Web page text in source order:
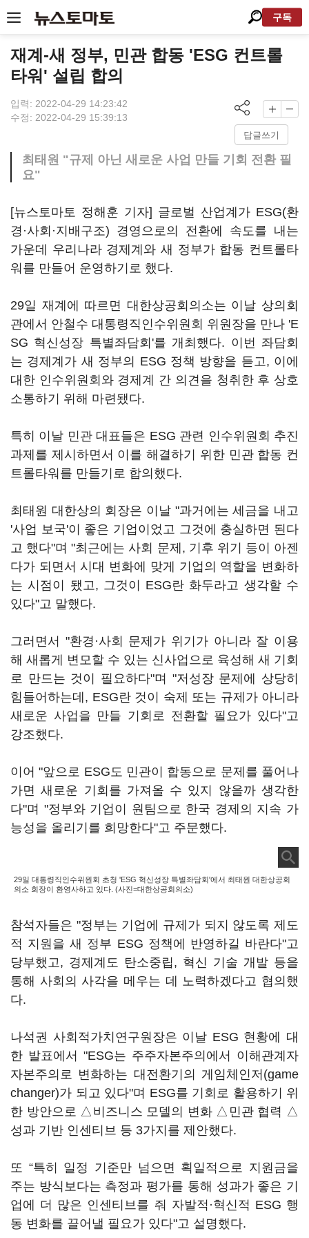
구독
재계-새 정부, 민관 합동 'ESG 컨트롤
타워' 설립 합의
입력: 2022-04-29 14:23:42
수정: 2022-04-29 15:39:13
답글쓰기
최태원 "규제 아닌 새로운 사업 만들 기회 전환 필
요"
[뉴스토마토 정해훈 기자] 글로벌 산업계가 ESG(환
경·사회·지배구조) 경영으로의 전환에 속도를 내는
가운데 우리나라 경제계와 새 정부가 합동 컨트롤타
워를 만들어 운영하기로 했다.
29일 재계에 따르면 대한상공회의소는 이날 상의회
관에서 안철수 대통령직인수위원회 위원장을 만나 'E
SG 혁신성장 특별좌담회'를 개최했다. 이번 좌담회
는 경제계가 새 정부의 ESG 정책 방향을 듣고, 이에
대한 인수위원회와 경제계 간 의견을 청취한 후 상호
소통하기 위해 마련됐다.
특히 이날 민관 대표들은 ESG 관련 인수위원회 추진
과제를 제시하면서 이를 해결하기 위한 민관 합동 컨
트롤타워를 만들기로 합의했다.
최태원 대한상의 회장은 이날 "과거에는 세금을 내고
'사업 보국'이 좋은 기업이었고 그것에 충실하면 된다
고 했다"며 "최근에는 사회 문제, 기후 위기 등이 아젠
다가 되면서 시대 변화에 맞게 기업의 역할을 변화하
는 시점이 됐고, 그것이 ESG란 화두라고 생각할 수
있다"고 말했다.
그러면서 "환경·사회 문제가 위기가 아니라 잘 이용
해 새롭게 변모할 수 있는 신사업으로 육성해 새 기회
로 만드는 것이 필요하다"며 "저성장 문제에 상당히
힘들어하는데, ESG란 것이 숙제 또는 규제가 아니라
새로운 사업을 만들 기회로 전환할 필요가 있다"고
강조했다.
이어 "앞으로 ESG도 민관이 합동으로 문제를 풀어나
가면 새로운 기회를 가져올 수 있지 않을까 생각한
다"며 "정부와 기업이 원팀으로 한국 경제의 지속 가
능성을 올리기를 희망한다"고 주문했다.
29일 대통령직인수위원회 초청 'ESG 혁신성장 특별좌담회'에서 최태원 대한상공회
의소 회장이 환영사하고 있다. (사진=대한상공회의소)
참석자들은 "정부는 기업에 규제가 되지 않도록 제도
적 지원을 새 정부 ESG 정책에 반영하길 바란다"고
당부했고, 경제계도 탄소중립, 혁신 기술 개발 등을
통해 사회의 사각을 메우는 데 노력하겠다고 협의했
다.
나석권 사회적가치연구원장은 이날 ESG 현황에 대
한 발표에서 "ESG는 주주자본주의에서 이해관계자
자본주의로 변화하는 대전환기의 게임체인저(game
changer)가 되고 있다"며 ESG를 기회로 활용하기 위
한 방안으로 △비즈니스 모델의 변화 △민관 협력 △
성과 기반 인센티브 등 3가지를 제안했다.
또 “특히 일정 기준만 넘으면 획일적으로 지원금을
주는 방식보다는 측정과 평가를 통해 성과가 좋은 기
업에 더 많은 인센티브를 줘 자발적·혁신적 ESG 행
동 변화를 끌어낼 필요가 있다"고 설명했다.